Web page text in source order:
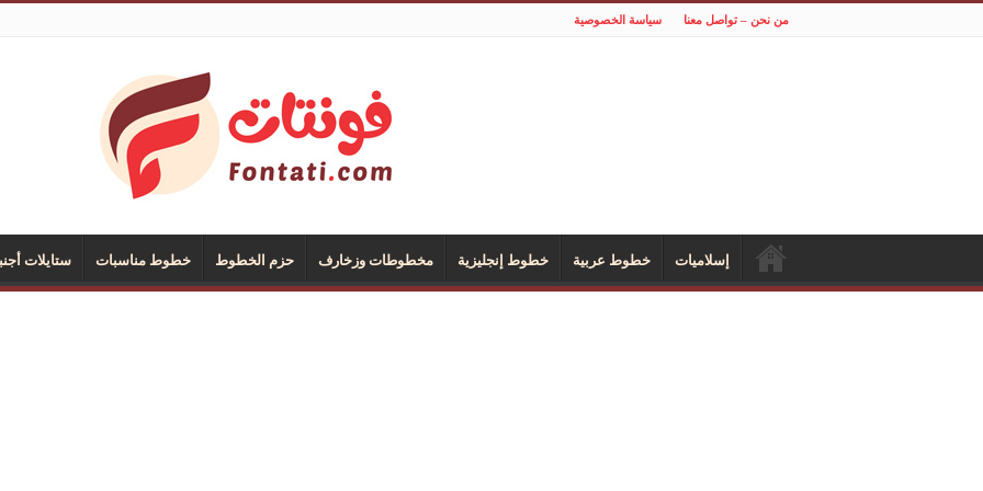
من نحن – تواصل معنا سياسة الخصوصية
إسلاميات خطوط عربية خطوط إنجليزية مخطوطات وزخارف حزم الخطوط خطوط مناسبات ستايلات